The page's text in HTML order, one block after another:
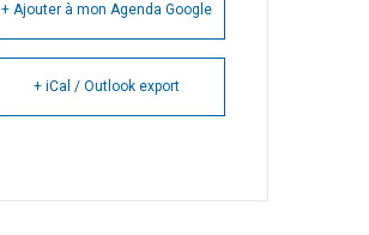
+ Ajouter à mon Agenda Google
+ iCal / Outlook export